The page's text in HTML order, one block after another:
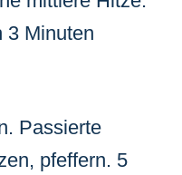
3 Minuten
Passierte
pfeffern. 5